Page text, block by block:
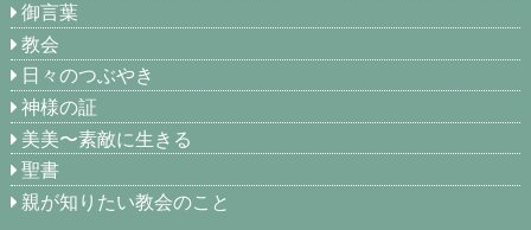
御言葉
教会
日々のつぶやき
神様の証
美美〜素敵に生きる
聖書
親が知りたい教会のこと